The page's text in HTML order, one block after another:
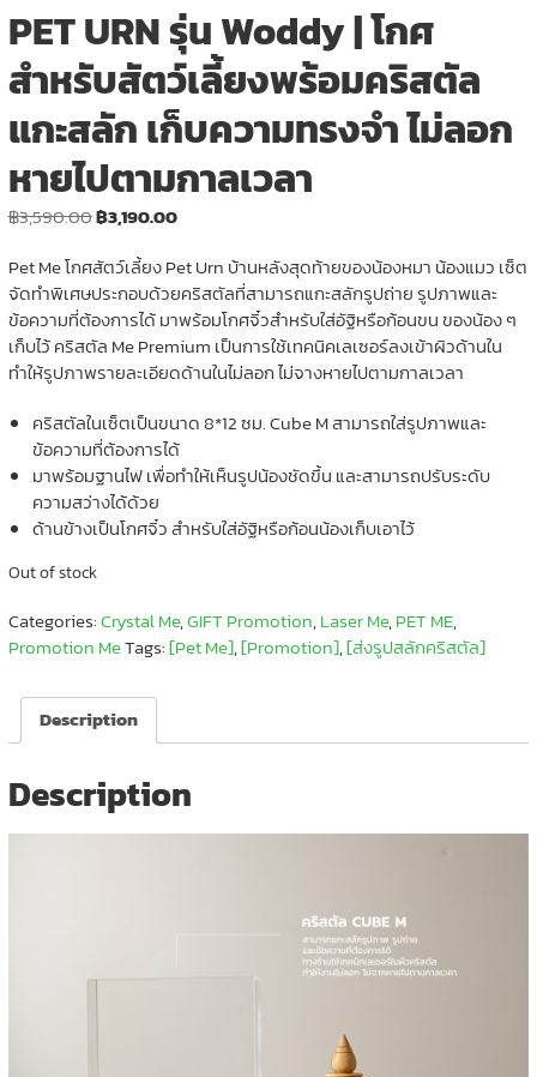
PET URN รุ่น Woddy | โกศ
สำหรับสัตว์เลี้ยงพร้อมคริสตัล
แกะสลัก เก็บความทรงจำ ไม่ลอก
หายไปตามกาลเวลา
฿3,590.00Original
was:
฿3,590.00.
฿3,190.00Current
is:
฿3,190.00.
Pet Me โกศสัตว์เลี้ยง Pet Urn บ้านหลังสุดท้ายของน้องหมา น้องแมว เซ็ต
จัดทำพิเศษประกอบด้วยคริสตัลที่สามารถแกะสลักรูปถ่าย รูปภาพและ
ข้อความที่ต้องการได้ มาพร้อมโกศจิ๋วสำหรับใส่อัฐิหรือก้อนขน ของน้อง ๆ
เก็บไว้ คริสตัล Me Premium เป็นการใช้เทคนิคเลเซอร์ลงเข้าผิวด้านใน
ทำให้รูปภาพรายละเอียดด้านในไม่ลอก ไม่จางหายไปตามกาลเวลา
คริสตัลในเซ็ตเป็นขนาด 8*12 ซม. Cube M สามารถใส่รูปภาพและ
ข้อความที่ต้องการได้
มาพร้อมฐานไฟ เพื่อทำให้เห็นรูปน้องชัดขึ้น และสามารถปรับระดับ
ความสว่างได้ด้วย
ด้านข้างเป็นโกศจิ๋ว สำหรับใส่อัฐิหรือก้อนน้องเก็บเอาไว้
Out of stock
Categories:Crystal Me,GIFT Promotion,Laser Me,PET ME,
Promotion MeTags:[Pet Me],[Promotion],[ส่งรูปสลักคริสตัล]
Description
Description